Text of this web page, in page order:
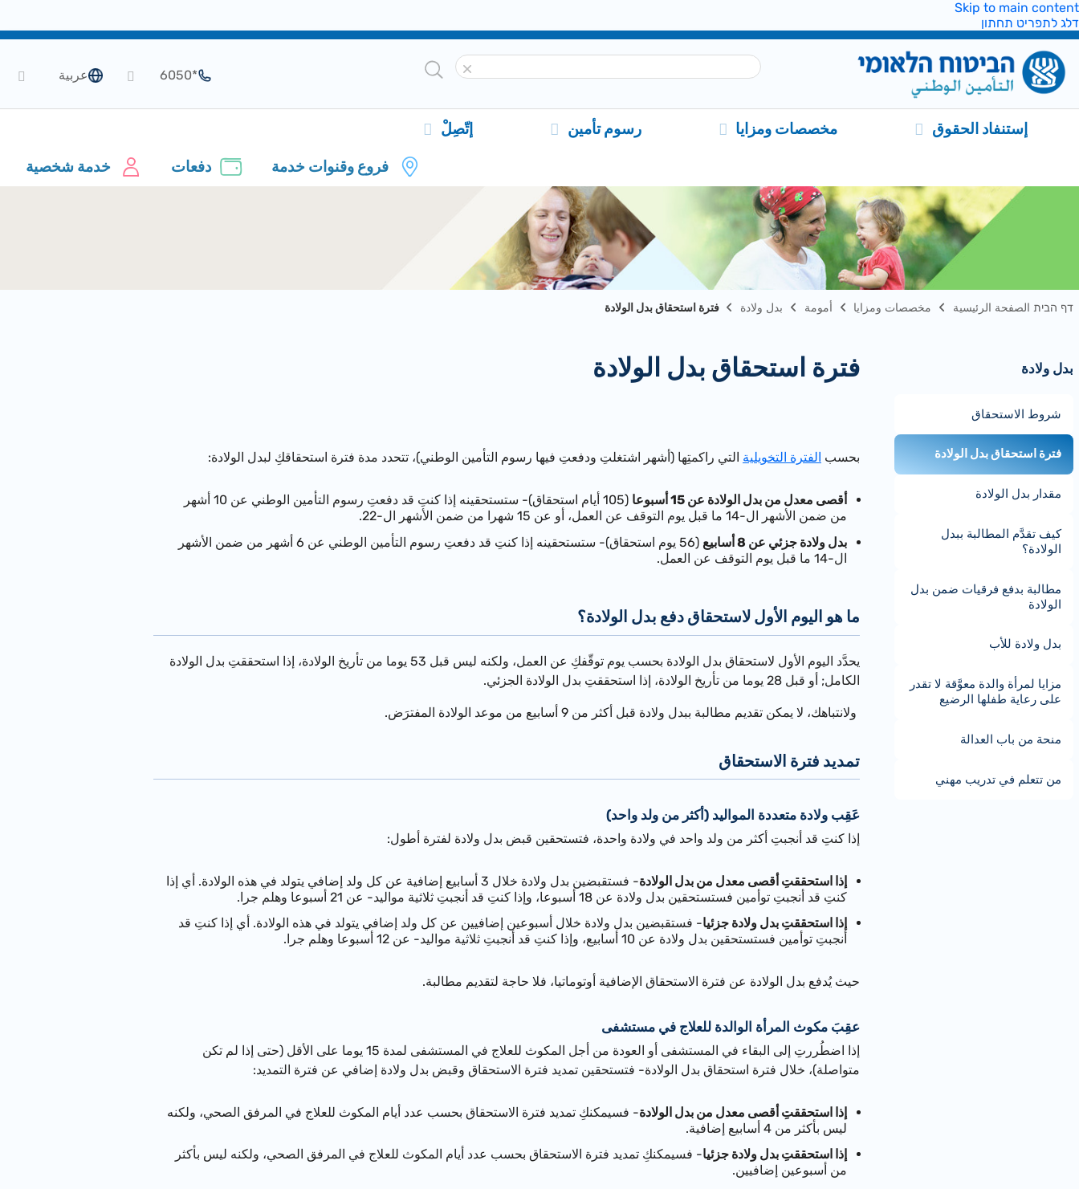
Skip to main content
דלג לתפריט תחתון
عربية *6050
إستنفاد الحقوق مخصصات ومزايا رسوم تأمين إتّصِلْ
فروع وقنوات خدمة دفعات خدمة شخصية
דף הבית الصفحة الرئيسية مخصصات ومزايا أمومة بدل ولادة فترة استحقاق بدل الولادة
بدل ولادة
شروط الاستحقاق
فترة استحقاق بدل الولادة
مقدار بدل الولادة
كيف تقدَّم المطالبة ببدل
الولادة؟
مطالبة بدفع فرقيات ضمن بدل
الولادة
بدل ولادة للأب
مزايا لمرأة والدة معوَّقة لا تقدر
على رعاية طفلها الرضيع
منحة من باب العدالة
من تتعلم في تدريب مهني
فترة استحقاق بدل الولادة
بحسب الفترة التخويلية التي راكمتِها (أشهر اشتغلتِ ودفعتِ فيها رسوم التأمين الوطني)، تتحدد مدة فترة استحقاقكِ لبدل الولادة:
أقصى معدل من بدل الولادة عن 15 أسبوعا
(105 أيام استحقاق)- ستستحقينه إذا كنتِ قد دفعتِ رسوم التأمين الوطني عن 10 أشهر
من ضمن الأشهر ال-14 ما قبل يوم التوقف عن العمل، أو عن 15 شهرا من ضمن الأشهر ال-22.
بدل ولادة جزئي عن 8 أسابيع
(56 يوم استحقاق)- ستستحقينه إذا كنتِ قد دفعتِ رسوم التأمين الوطني عن 6 أشهر من ضمن الأشهر
ال-14 ما قبل يوم التوقف عن العمل.
ما هو اليوم الأول لاستحقاق دفع بدل الولادة؟
يحدَّد اليوم الأول لاستحقاق بدل الولادة بحسب يوم توقّفكِ عن العمل، ولكنه ليس قبل 53 يوما من تأريخ الولادة، إذا استحققتِ بدل الولادة
الكامل; أو قبل 28 يوما من تأريخ الولادة، إذا استحققتِ بدل الولادة الجزئي.
ولانتباهك، لا يمكن تقديم مطالبة ببدل ولادة قبل أكثر من 9 أسابيع من موعد الولادة المفترَض.
تمديد فترة الاستحقاق
عَقِب ولادة متعددة المواليد (أكثر من ولد واحد)
إذا كنتِ قد أنجبتِ أكثر من ولد واحد في ولادة واحدة، فتستحقين قبض بدل ولادة لفترة أطول:
إذا استحققتِ أقصى معدل من بدل الولادة
- فستقبضين بدل ولادة خلال 3 أسابيع إضافية عن كل ولد إضافي يتولد في هذه الولادة. أي إذا
كنتِ قد أنجبتِ توأمين فستستحقين بدل ولادة عن 18 أسبوعا، وإذا كنتِ قد أنجبتِ ثلاثية مواليد- عن 21 أسبوعا وهلم جرا.
إذا استحققتِ بدل ولادة جزئيا- فستقبضين بدل ولادة خلال أسبوعين إضافيين عن كل ولد إضافي يتولد في هذه الولادة. أي إذا كنتِ قد
أنجبتِ توأمين فستستحقين بدل ولادة عن 10 أسابيع، وإذا كنتِ قد أنجبتِ ثلاثية مواليد- عن 12 أسبوعا وهلم جرا.
حيث يُدفع بدل الولادة عن فترة الاستحقاق الإضافية أوتوماتيا، فلا حاجة لتقديم مطالبة.
عقِبَ مكوث المرأة الوالدة للعلاج في مستشفى
إذا اضطُررتِ إلى البقاء في المستشفى أو العودة من أجل المكوث للعلاج في المستشفى لمدة 15 يوما على الأقل (حتى إذا لم تكن
متواصلة)، خلال فترة استحقاق بدل الولادة- فتستحقين تمديد فترة الاستحقاق وقبض بدل ولادة إضافي عن فترة التمديد:
إذا استحققتِ أقصى معدل من بدل الولادة- فسيمكنكِ تمديد فترة الاستحقاق بحسب عدد أيام المكوث للعلاج في المرفق الصحي، ولكنه
ليس بأكثر من 4 أسابيع إضافية.
إذا استحققتِ بدل ولادة جزئيا- فسيمكنكِ تمديد فترة الاستحقاق بحسب عدد أيام المكوث للعلاج في المرفق الصحي، ولكنه ليس بأكثر
من أسبوعين إضافيين.